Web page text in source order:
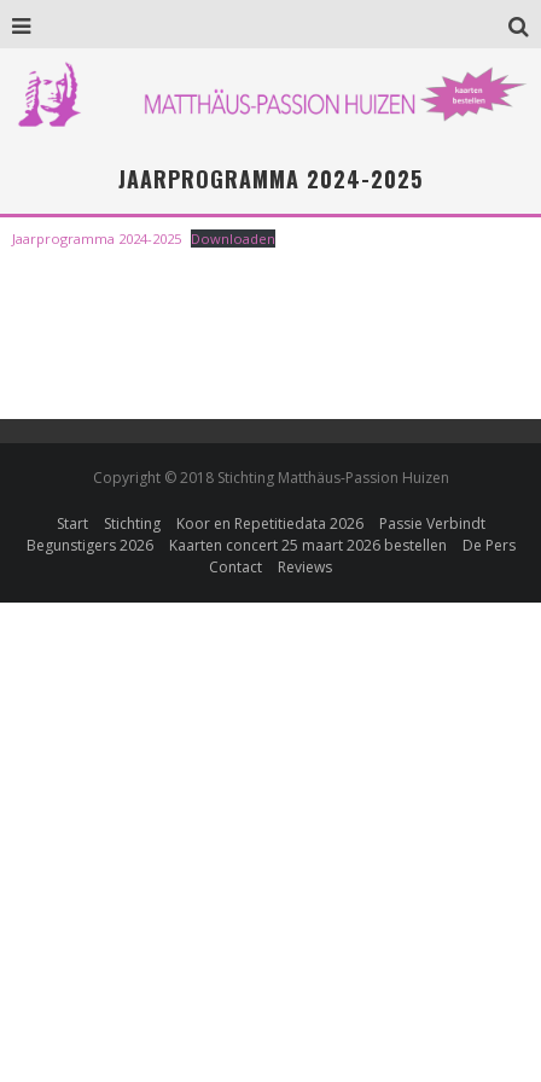
JAARPROGRAMMA 2024-2025
Jaarprogramma 2024-2025 Downloaden
Copyright © 2018 Stichting Matthäus-Passion Huizen
Start Stichting Koor en Repetitiedata 2026
Passie Verbindt
Begunstigers 2026
Kaarten concert 25 maart 2026 bestellen
De Pers
Contact
Reviews